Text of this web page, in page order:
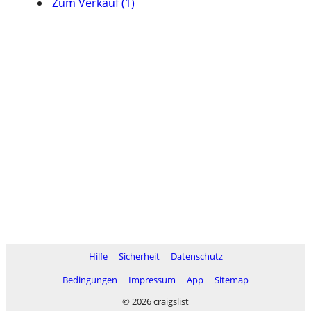
Hilfe Sicherheit
Datenschutz
Bedingungen
Impressum App
Sitemap
© 2026 craigslist